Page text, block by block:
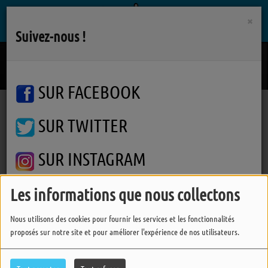
Les informations que nous collectons
Nous utilisons des cookies pour fournir les services et les fonctionnalités
proposés sur notre site et pour améliorer l'expérience de nos utilisateurs.
Podcasts Matinale Salon de la Thalasso et des Cures Thermales
Salon de la Thalasso et des
Cures Thermales
×
Suivez-nous !
SUR FACEBOOK
SUR TWITTER
SUR INSTAGRAM
FERMER